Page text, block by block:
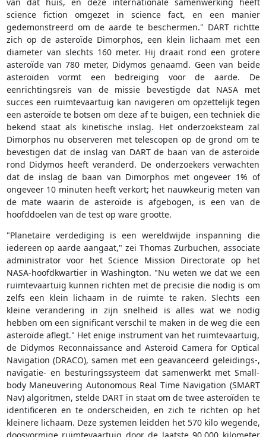
science fiction omgezet in science fact, en een manier
gedemonstreerd om de aarde te beschermen." DART richtte
zich op de asteroïde Dimorphos, een klein lichaam met een
diameter van slechts 160 meter. Hij draait rond een grotere
asteroïde van 780 meter, Didymos genaamd. Geen van beide
asteroïden vormt een bedreiging voor de aarde. De
eenrichtingsreis van de missie bevestigde dat NASA met
succes een ruimtevaartuig kan navigeren om opzettelijk tegen
een asteroïde te botsen om deze af te buigen, een techniek die
bekend staat als kinetische inslag. Het onderzoeksteam zal
Dimorphos nu observeren met telescopen op de grond om te
bevestigen dat de inslag van DART de baan van de asteroïde
rond Didymos heeft veranderd. De onderzoekers verwachten
dat de inslag de baan van Dimorphos met ongeveer 1% of
ongeveer 10 minuten heeft verkort; het nauwkeurig meten van
de mate waarin de asteroïde is afgebogen, is een van de
hoofddoelen van de test op ware grootte.
"Planetaire verdediging is een wereldwijde inspanning die
iedereen op aarde aangaat," zei Thomas Zurbuchen, associate
administrator voor het Science Mission Directorate op het
NASA-hoofdkwartier in Washington. "Nu weten we dat we een
ruimtevaartuig kunnen richten met de precisie die nodig is om
zelfs een klein lichaam in de ruimte te raken. Slechts een
kleine verandering in zijn snelheid is alles wat we nodig
hebben om een significant verschil te maken in de weg die een
asteroïde aflegt." Het enige instrument van het ruimtevaartuig,
de Didymos Reconnaissance and Asteroid Camera for Optical
Navigation (DRACO), samen met een geavanceerd geleidings-,
navigatie- en besturingssysteem dat samenwerkt met Small-
body Maneuvering Autonomous Real Time Navigation (SMART
Nav) algoritmen, stelde DART in staat om de twee asteroïden te
identificeren en te onderscheiden, en zich te richten op het
kleinere lichaam. Deze systemen leidden het 570 kilo wegende,